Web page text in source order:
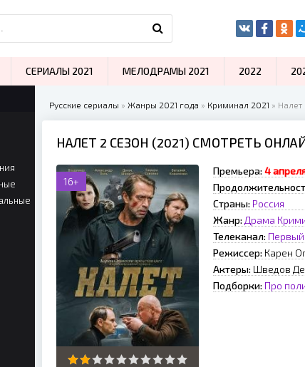
Русские сериалы » Жанры 2021 года » Криминал 2021 » Налет
НАЛЕТ 2 СЕЗОН (2021) СМОТРЕТЬ
16+
Премьера: 4
Страны: Россия
Жанр: Драма
Телеканал: Первый
Режиссер: Карен
Актеры: Шведов
Подборки: Про
СЕРИАЛЫ 2021 МЕЛОДРАМЫ 2021 2022